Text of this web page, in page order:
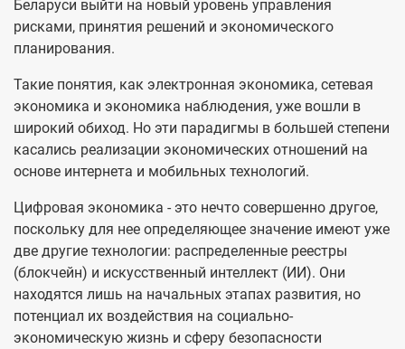
Беларуси выйти на новый уровень управления
рисками, принятия решений и экономического
планирования.
Такие понятия, как электронная экономика, сетевая
экономика и экономика наблюдения, уже вошли в
широкий обиход. Но эти парадигмы в большей степени
касались реализации экономических отношений на
основе интернета и мобильных технологий.
Цифровая экономика - это нечто совершенно другое,
поскольку для нее определяющее значение имеют уже
две другие технологии: распределенные реестры
(блокчейн) и искусственный интеллект (ИИ). Они
находятся лишь на начальных этапах развития, но
потенциал их воздействия на социально-
экономическую жизнь и сферу безопасности